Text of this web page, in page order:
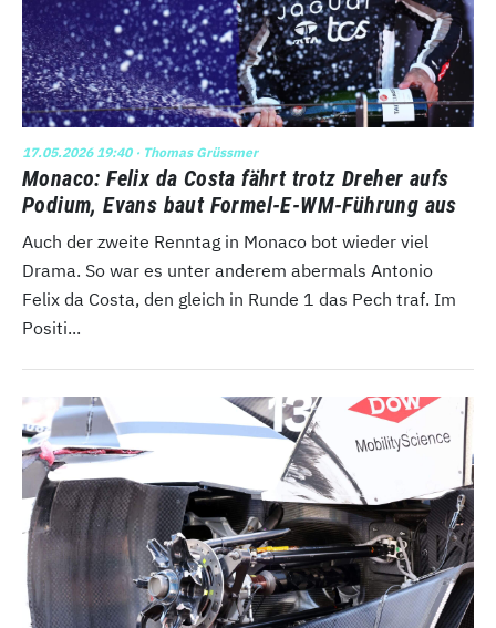
17.05.2026 19:40· Thomas Grüssmer
Monaco: Felix da Costa fährt trotz Dreher aufs
Podium, Evans baut Formel-E-WM-Führung aus
Auch der zweite Renntag in Monaco bot wieder viel
Drama. So war es unter anderem abermals Antonio
Felix da Costa, den gleich in Runde 1 das Pech traf. Im
Positi...